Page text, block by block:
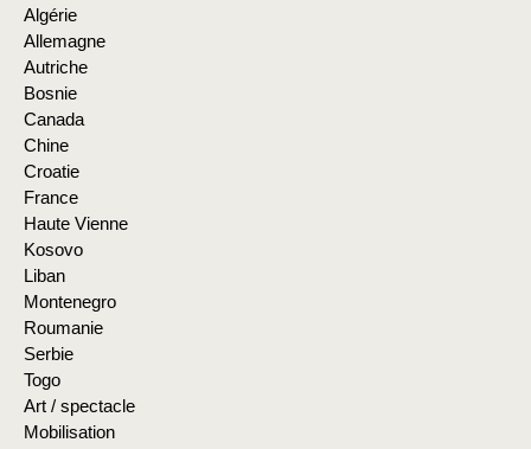
Algérie
Allemagne
Autriche
Bosnie
Canada
Chine
Croatie
France
Haute Vienne
Kosovo
Liban
Montenegro
Roumanie
Serbie
Togo
Art / spectacle
Mobilisation